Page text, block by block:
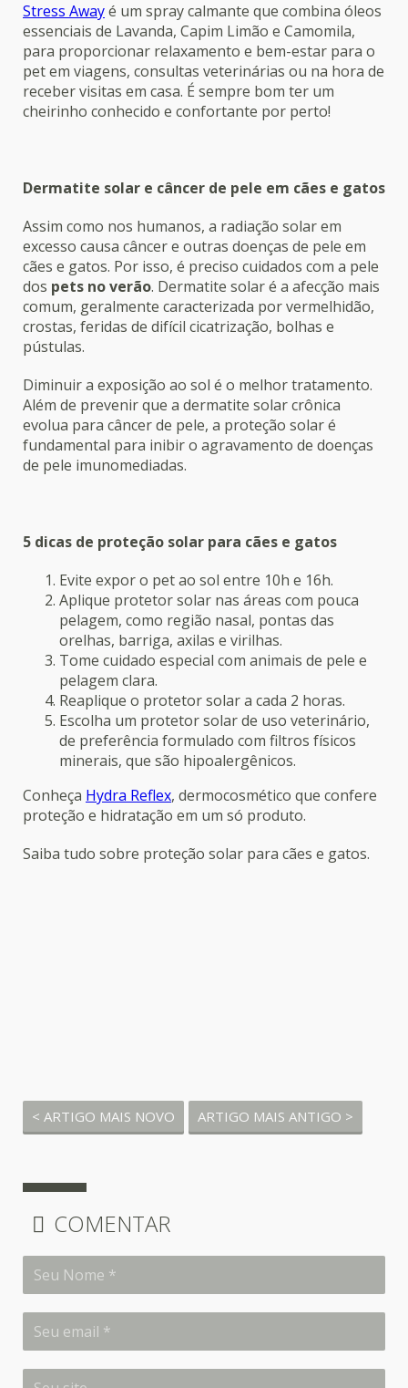
Stress Awayé um spray calmante que combina óleos
essenciais de Lavanda, Capim Limão e Camomila,
para proporcionar relaxamento e bem-estar para o
pet em viagens, consultas veterinárias ou na hora de
receber visitas em casa. É sempre bom ter um
cheirinho conhecido e confortante por perto!
Dermatite solar e câncer de pele em cães e gatos
Assim como nos humanos, a radiação solar em
excesso causa câncer e outras doenças de pele em
cães e gatos. Por isso, é preciso cuidados com a pele
dos pets no verão. Dermatite solar é a afecção mais
comum, geralmente caracterizada por vermelhidão,
crostas, feridas de difícil cicatrização, bolhas e
pústulas.
Diminuir a exposição ao sol é o melhor tratamento.
Além de prevenir que a dermatite solar crônica
evolua para câncer de pele, a proteção solar é
fundamental para inibir o agravamento de doenças
de pele imunomediadas.
5 dicas de proteção solar para cães e gatos
Evite expor o pet ao sol entre 10h e 16h.
Aplique protetor solar nas áreas com pouca
pelagem, como região nasal, pontas das
orelhas, barriga, axilas e virilhas.
Tome cuidado especial com animais de pele e
pelagem clara.
Reaplique o protetor solar a cada 2 horas.
Escolha um protetor solar de uso veterinário,
de preferência formulado com filtros físicos
minerais, que são hipoalergênicos.
Conheça Hydra Reflex, dermocosmético que confere
proteção e hidratação em um só produto.
Saiba tudo sobre proteção solar para cães e gatos.
< ARTIGO MAIS NOVO ARTIGO MAIS ANTIGO >
COMENTAR